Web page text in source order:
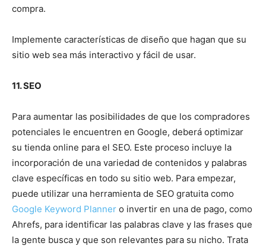
compra.
Implemente características de diseño que hagan que su
sitio web sea más interactivo y fácil de usar.
11. SEO
Para aumentar las posibilidades de que los compradores
potenciales le encuentren en Google, deberá optimizar
su tienda online para el SEO. Este proceso incluye la
incorporación de una variedad de contenidos y palabras
clave específicas en todo su sitio web. Para empezar,
puede utilizar una herramienta de SEO gratuita como
Google Keyword Planner o invertir en una de pago, como
Ahrefs, para identificar las palabras clave y las frases que
la gente busca y que son relevantes para su nicho. Trata